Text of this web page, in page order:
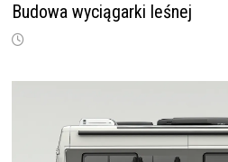
Budowa wyciągarki leśnej